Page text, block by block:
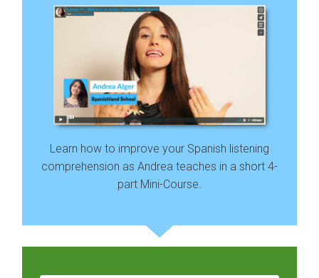
Learn how to improve your Spanish listening
comprehension as Andrea teaches in a short 4-
part Mini-Course.